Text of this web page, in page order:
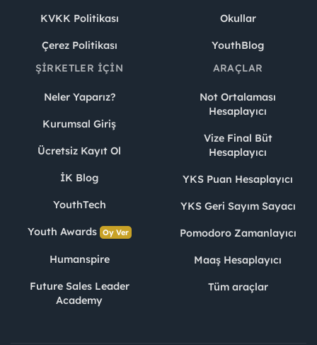
KVKK Politikası
Çerez Politikası
Okullar
YouthBlog
ŞIRKETLER İÇIN
Neler Yaparız?
Kurumsal Giriş
Ücretsiz Kayıt Ol
İK Blog
YouthTech
Youth Awards Oy Ver
Humanspire
Future Sales Leader
Academy
ARAÇLAR
Not Ortalaması
Hesaplayıcı
Vize Final Büt
Hesaplayıcı
YKS Puan Hesaplayıcı
YKS Geri Sayım Sayacı
Pomodoro Zamanlayıcı
Maaş Hesaplayıcı
Tüm araçlar